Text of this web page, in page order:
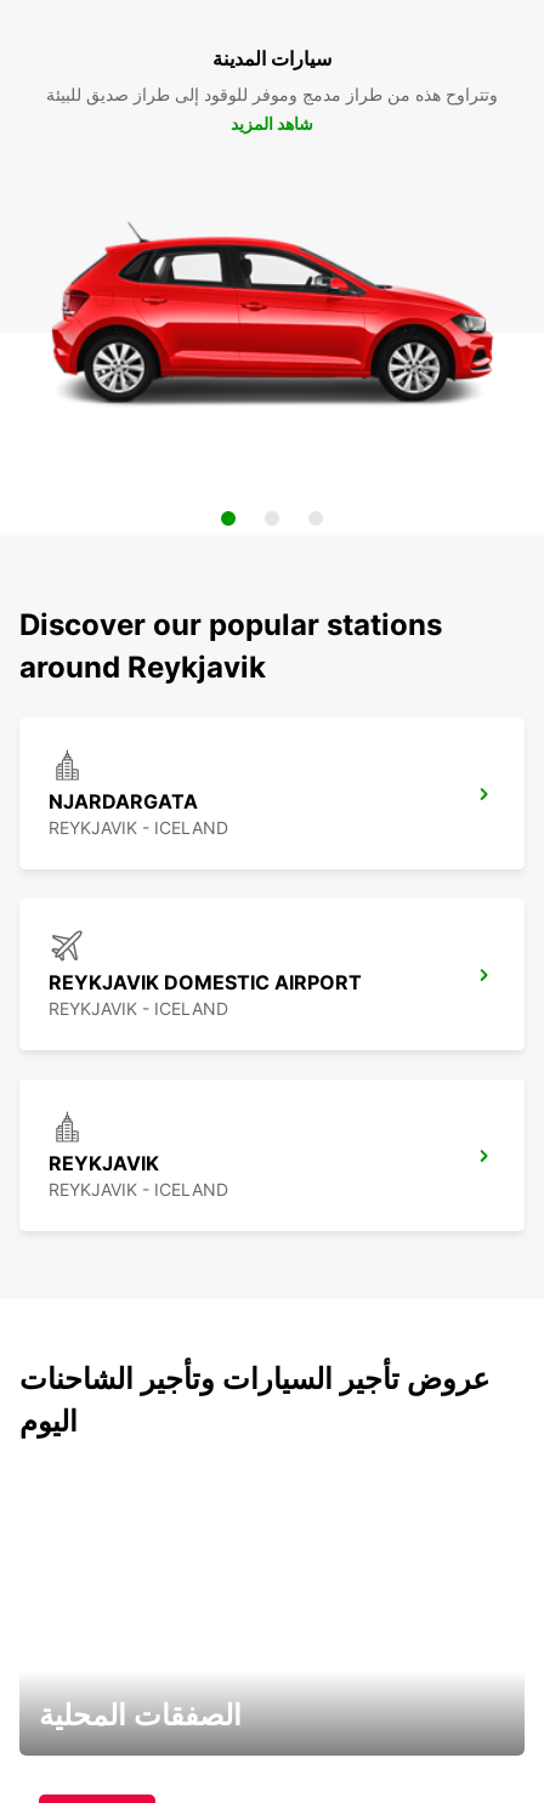
سيارات المدينة
وتتراوح هذه من طراز مدمج وموفر للوقود إلى طراز صديق للبيئة
شاهد المزيد
Discover our popular stations
around Reykjavik
NJARDARGATA
REYKJAVIK - ICELAND
REYKJAVIK DOMESTIC AIRPORT
REYKJAVIK - ICELAND
REYKJAVIK
REYKJAVIK - ICELAND
عروض تأجير السيارات وتأجير الشاحنات
اليوم
الصفقات المحلية